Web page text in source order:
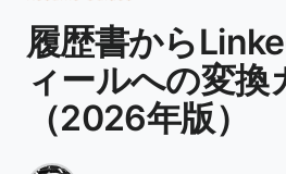
履歴書から
ィールへの変換
（2026年版）